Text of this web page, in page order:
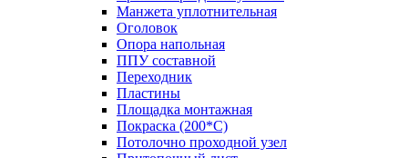
Манжета уплотнительная
Оголовок
Опора напольная
ППУ составной
Переходник
Пластины
Площадка монтажная
Покраска (200*С)
Потолочно проходной узел